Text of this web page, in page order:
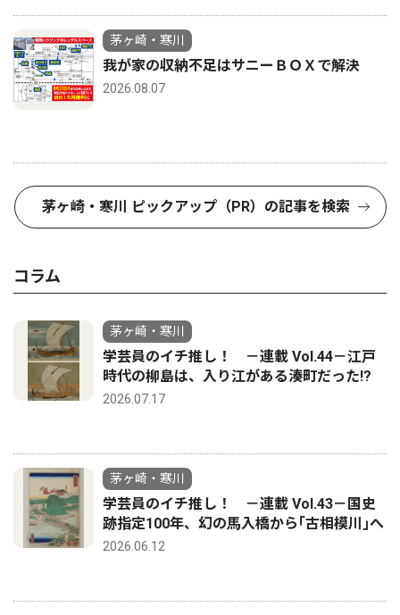
茅ヶ崎・寒川
我が家の収納不足はサニーＢＯＸで解決
2026.08.07
茅ヶ崎・寒川 ピックアップ（PR）の記事を検索
コラム
茅ヶ崎・寒川
学芸員のイチ推し！ －連載 Vol.44－江戸
時代の柳島は、入り江がある湊町だった!?
2026.07.17
茅ヶ崎・寒川
学芸員のイチ推し！ －連載 Vol.43－国史
跡指定100年、幻の馬入橋から｢古相模川｣へ
2026.06.12